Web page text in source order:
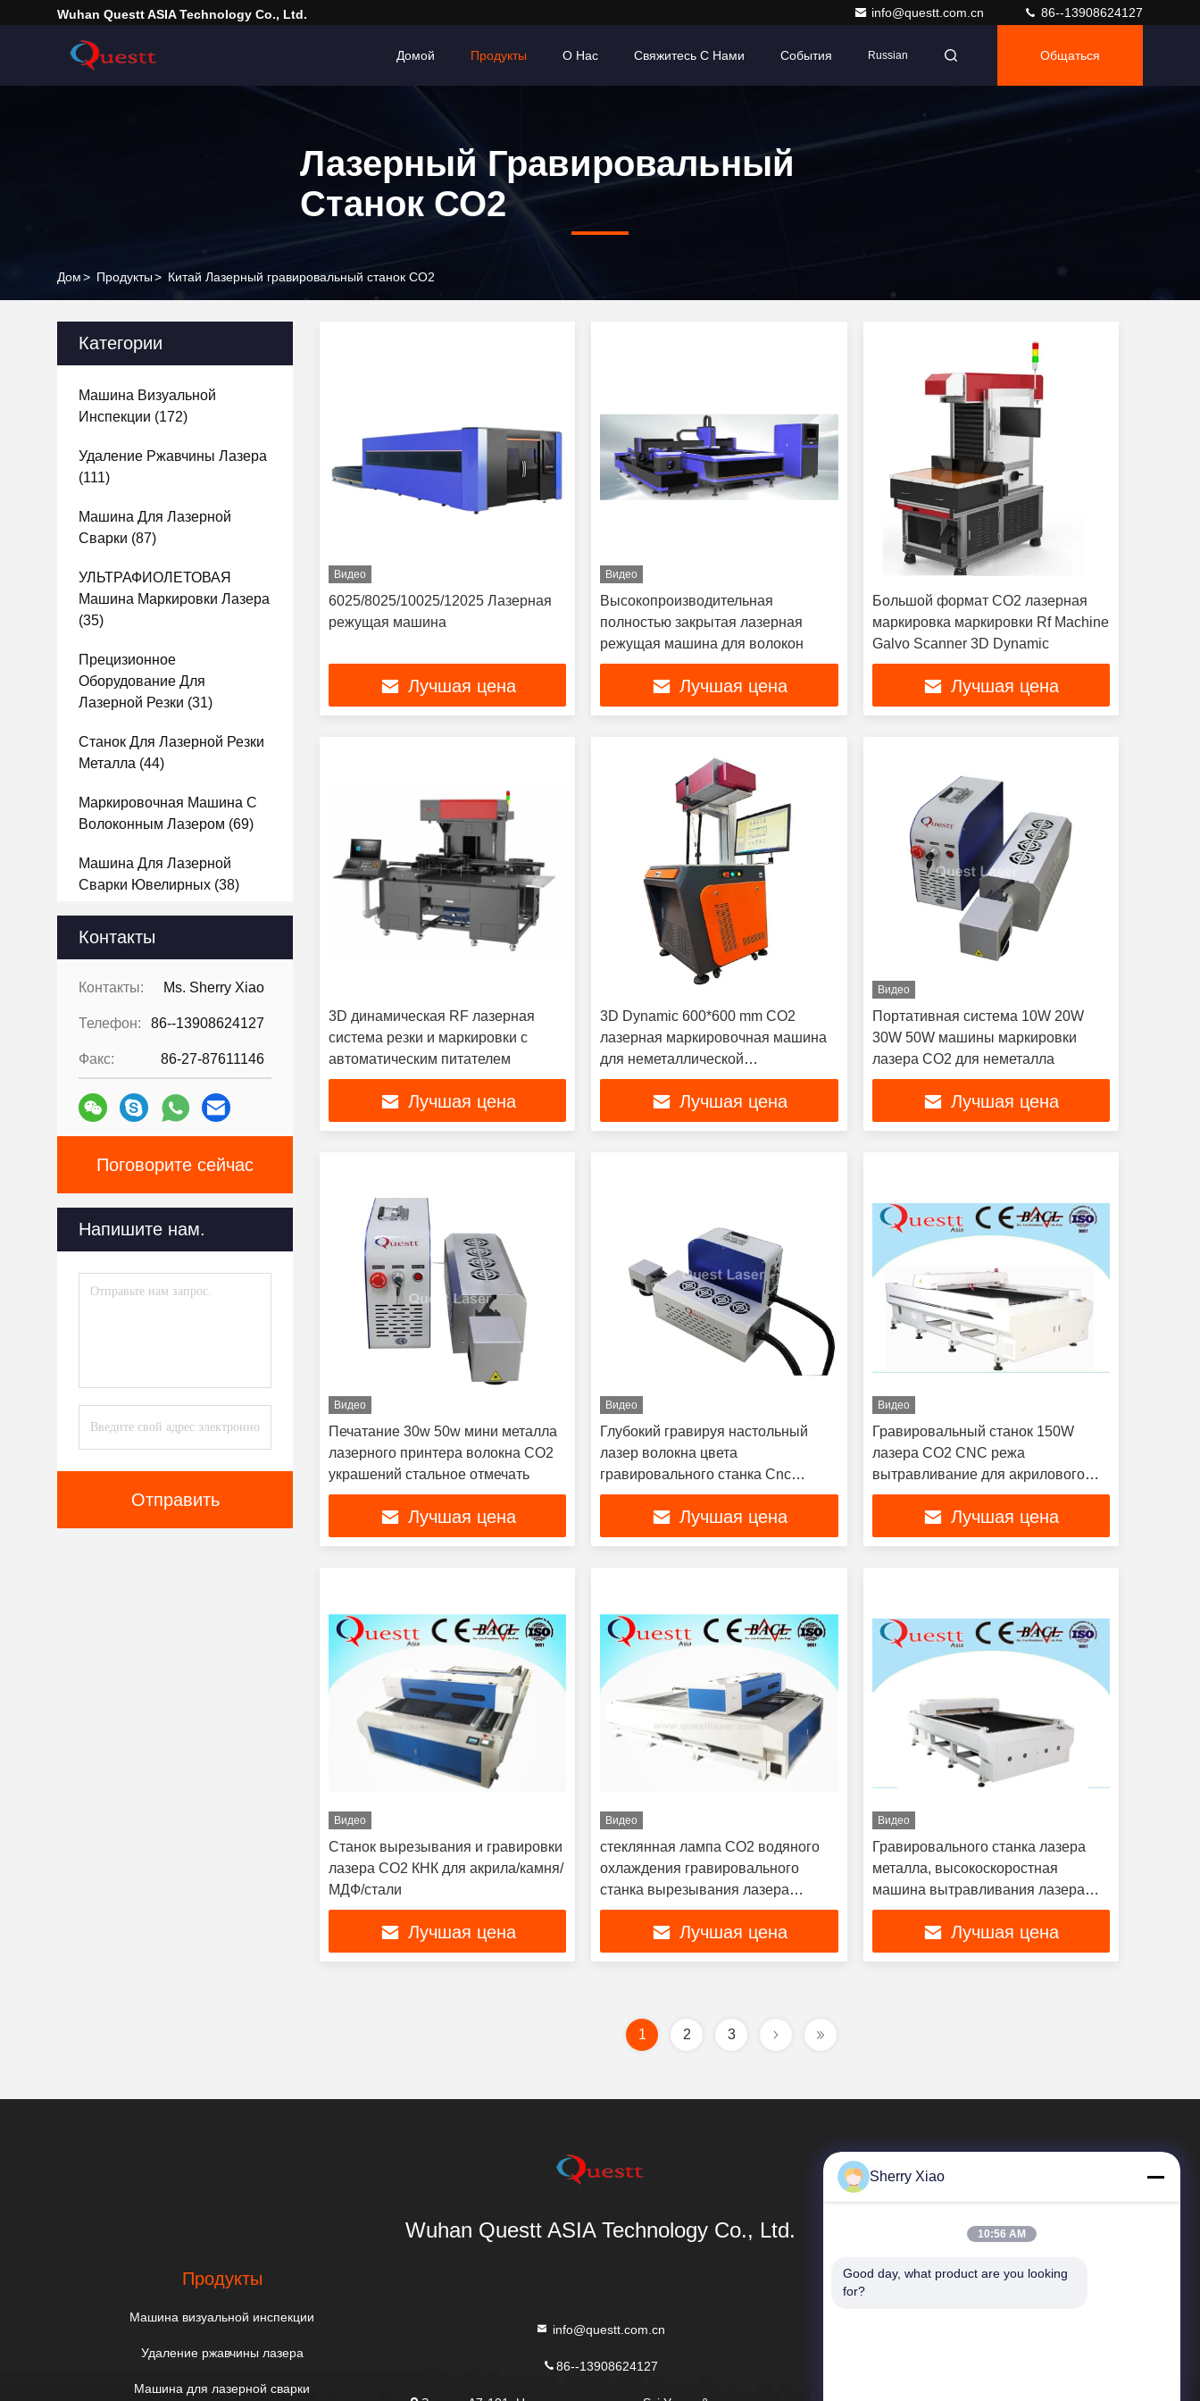
Wuhan Questt ASIA Technology Co., Ltd. info@questt.com.cn 86--13908624127
Домой Продукты О Нас Свяжитесь С Нами События Russian Общаться
Лазерный Гравировальный
Станок СО2
Дом> Продукты> Китай Лазерный гравировальный станок СО2
Категории
Машина Визуальной
Инспекции (172)
Удаление Ржавчины Лазера
(111)
Машина Для Лазерной
Сварки (87)
УЛЬТРАФИОЛЕТОВАЯ
Машина Маркировки Лазера
(35)
Прецизионное
Оборудование Для
Лазерной Резки (31)
Станок Для Лазерной Резки
Металла (44)
Маркировочная Машина С
Волоконным Лазером (69)
Машина Для Лазерной
Сварки Ювелирных (38)
Станок СО2
Лазерный Гравировальный
Текстурирования (8)
Лазерная Наплавка Машина
Лазерный Станок Для
Система Роботизации
Канала(20)
Контакты
Контакты: Ms. Sherry Xiao
Телефон: 86--13908624127
Факс: 86-27-87611146
Поговорите сейчас
Напишите нам.
Отправить
Видео
6025/8025/10025/12025 Лазерная
режущая машина
Лучшая цена
Видео
Высокопроизводительная
полностью закрытая лазерная
режущая машина для волокон
Лучшая цена
Большой формат CO2 лазерная
маркировка маркировки Rf Machine
Galvo Scanner 3D Dynamic
Лучшая цена
3D динамическая RF лазерная
система резки и маркировки с
автоматическим питателем
Лучшая цена
3D Dynamic 600*600 mm CO2
лазерная маркировочная машина
для неметаллической
высокоточной RF лазерной
режущей машиныЛучшая цена
Видео
Портативная система 10W 20W
30W 50W машины маркировки
лазера СО2 для неметалла
Лучшая цена
Видео
Печатание 30w 50w мини металла
лазерного принтера волокна СО2
украшений стальное отмечать
Лучшая цена
Видео
Глубокий гравируя настольный
лазер волокна цвета
гравировального станка Cnc
отмечать 20w 100w
Лучшая цена
Видео
Гравировальный станок 150W
лазера СО2 CNC режа
вытравливание для акрилового
MDF камня
Лучшая цена
Видео
Станок вырезывания и гравировки
лазера СО2 КНК для акрила/камня/
МДФ/стали
Лучшая цена
Видео
стеклянная лампа СО2 водяного
охлаждения гравировального
станка вырезывания лазера
металла 300W
Лучшая цена
Видео
Гравировального станка лазера
металла, высокоскоростная
машина вытравливания лазера
СО2
Лучшая цена
1 2 3
Wuhan Questt ASIA Technology Co., Ltd.
Продукты
Машина визуальной инспекции
Удаление ржавчины лазера
Машина для лазерной сварки
info@questt.com.cn
86--13908624127
Быстрые Ссылки
Sherry Xiao
10:56 AM
Good day, what product are you looking
for?